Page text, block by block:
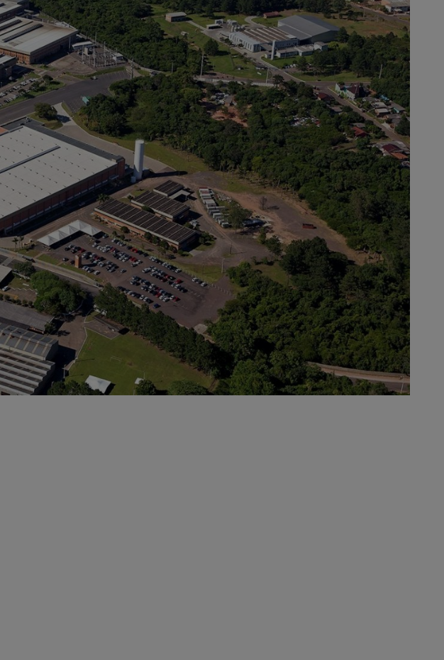
STIHL Brazilille energian ostamisen suoraan
Brasiliassa." Toimittaja määritellään kullekin
miljoonaa Brasilian realia vuoteen 2021 mennessä ja
1,8 miljoonaa euroa. ”Ymmärsimme, että
käyttäytymisessä on tapahduttava muutos”,